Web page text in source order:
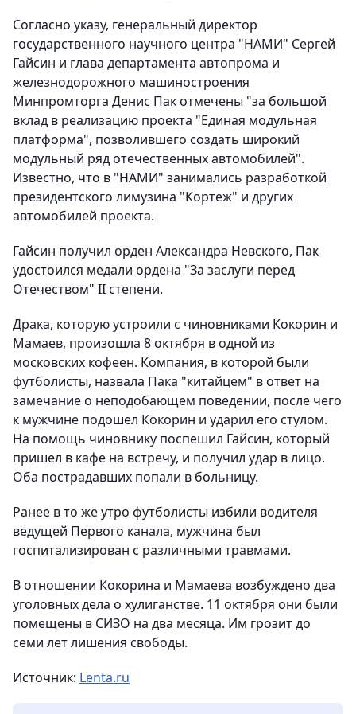
Согласно указу, генеральный директор
государственного научного центра "НАМИ" Сергей
Гайсин и глава департамента автопрома и
железнодорожного машиностроения
Минпромторга Денис Пак отмечены "за большой
вклад в реализацию проекта "Единая модульная
платформа", позволившего создать широкий
модульный ряд отечественных автомобилей".
Известно, что в "НАМИ" занимались разработкой
президентского лимузина "Кортеж" и других
автомобилей проекта.
Гайсин получил орден Александра Невского, Пак
удостоился медали ордена "За заслуги перед
Отечеством" II степени.
Драка, которую устроили с чиновниками Кокорин и
Мамаев, произошла 8 октября в одной из
московских кофеен. Компания, в которой были
футболисты, назвала Пака "китайцем" в ответ на
замечание о неподобающем поведении, после чего
к мужчине подошел Кокорин и ударил его стулом.
На помощь чиновнику поспешил Гайсин, который
пришел в кафе на встречу, и получил удар в лицо.
Оба пострадавших попали в больницу.
Ранее в то же утро футболисты избили водителя
ведущей Первого канала, мужчина был
госпитализирован с различными травмами.
В отношении Кокорина и Мамаева возбуждено два
уголовных дела о хулиганстве. 11 октября они были
помещены в СИЗО на два месяца. Им грозит до
семи лет лишения свободы.
Источник: Lenta.ru